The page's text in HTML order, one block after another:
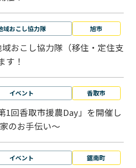
域おこし協力隊 旭市
域おこし協力隊（移住・定住支
す！
イベント 香取市
1回香取市援農Day」を開催し
のお手伝い～
イベント 鋸南町